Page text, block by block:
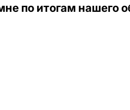
по итогам нашего